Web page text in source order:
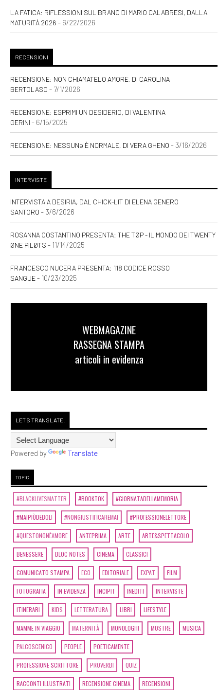
LA FATICA: RIFLESSIONI SUL BRANO DI MARIO CALABRESI, DALLA
MATURITÀ 2026 - 6/22/2026
RECENSIONI
RECENSIONE: NON CHIAMATELO AMORE, DI CAROLINA
BERTOLASO - 7/1/2026
RECENSIONE: ESPRIMI UN DESIDERIO, DI VALENTINA
GERINI - 6/15/2025
RECENSIONE: NESSUNƏ È NORMALE, DI VERA GHENO - 3/16/2026
INTERVISTE
INTERVISTA A DESIRIA, DAL CHICK-LIT DI ELENA GENERO
SANTORO - 3/6/2026
ROSANNA COSTANTINO PRESENTA: THE TØP - IL MONDO DEI TWENTY
ØNE PILØTS - 11/14/2025
FRANCESCO NUCERA PRESENTA: 118 CODICE ROSSO
SANGUE- 10/23/2025
WEBMAGAZINE
RASSEGNA STAMPA
articoli in evidenza
LET'S TRANSLATE!
Powered by Translate
TOPIC
#BLACKLIVESMATTER #BOOKTOK #GIORNATADELLAMEMORIA
#MAIPIÙDEBOLI #NONGIUSTIFICAREMAI #PROFESSIONELETTORE
#QUESTONONÈAMORE ANTEPRIMA ARTE ARTE&SPETTACOLO
BENESSERE BLOC NOTES CINEMA CLASSICI
COMUNICATO STAMPA ECO EDITORIALE EXPAT FILM
FOTOGRAFIA IN EVIDENZA INCIPIT INEDITI INTERVISTE
ITINERARI KIDS LETTERATURA LIBRI LIFESTYLE
MAMME IN VIAGGIO MATERNITÀ MONOLOGHI MOSTRE MUSICA
PALCOSCENICO PEOPLE POETICAMENTE
PROFESSIONE SCRITTORE PROVERBI QUIZ
RACCONTI ILLUSTRATI RECENSIONE CINEMA RECENSIONI